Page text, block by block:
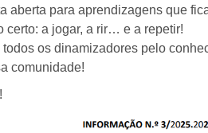
aberta para aprendizagens que
certo: a jogar, a rir… e a repetir!
os dinamizadores pelo
comunidade!